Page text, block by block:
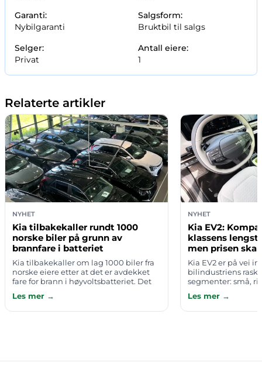
Garanti:
Nybilgaranti
Salgsform:
Bruktbil til salgs
Selger:
Privat
Antall eiere:
1
Relaterte artikler
NYHET
Kia tilbakekaller rundt 1000
norske biler på grunn av
brannfare i batteriet
Kia tilbakekaller om lag 1000 biler fra
norske eiere etter at det er avdekket
fare for brann i høyvoltsbatteriet. Det
kontaktet direkte av i…
Les mer →
NYHET
Kia EV2:
klassens
men prisen
Kia EV2 er på vei
bilindustriens
segmenter: små,
skikkelig
test bekref…
Les mer →